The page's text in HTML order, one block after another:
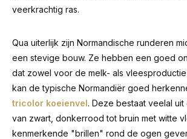
veerkrachtig ras.
Qua uiterlijk zijn Normandische runderen
een stevige bouw. Ze hebben een goed
dat zowel voor de melk- als
kan de typische Normandiër goed
tricolor koeienvel. Deze bestaat veelal
van zwart, donkerrood tot bruin met witte
kenmerkende "brillen" rond de ogen